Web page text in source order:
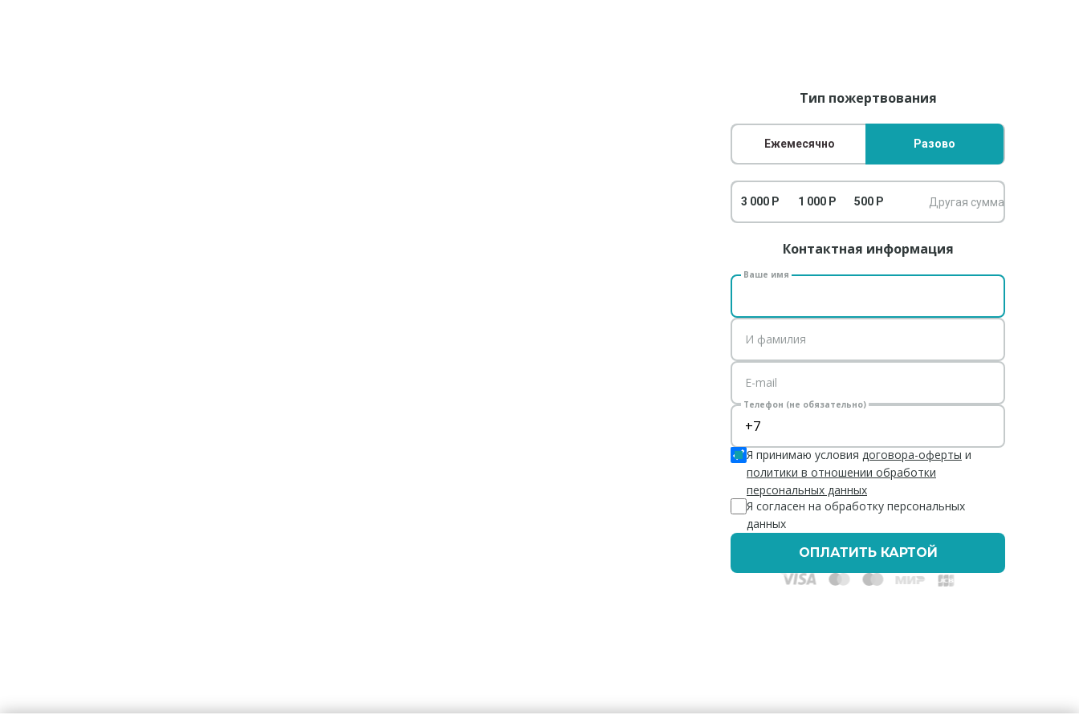
Тип пожертвования
Ежемесячно Разово
3 000 Р 1 000 Р 500 Р
Контактная информация
Ваше имя
И фамилия
E-mail
Телефон (не обязательно)
Я принимаю условия договора-оферты и
политики в отношении обработки
персональных данных
Я согласен на обработку персональных
данных
ОПЛАТИТЬ КАРТОЙ